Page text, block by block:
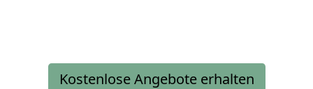
Kostenlose Angebote erhalten